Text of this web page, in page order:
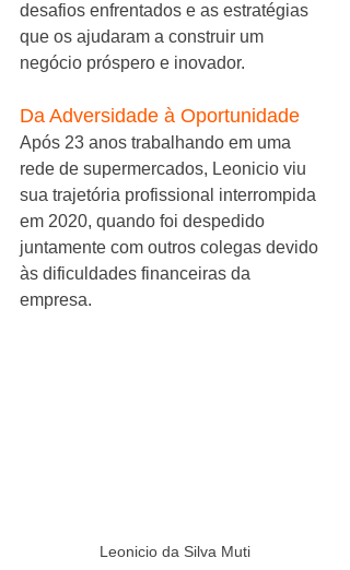
desafios enfrentados e as estratégias
que os ajudaram a construir um
negócio próspero e inovador.
Da Adversidade à Oportunidade
Após 23 anos trabalhando em uma
rede de supermercados, Leonicio viu
sua trajetória profissional interrompida
em 2020, quando foi despedido
juntamente com outros colegas devido
às dificuldades financeiras da
empresa.
Leonicio da Silva Muti